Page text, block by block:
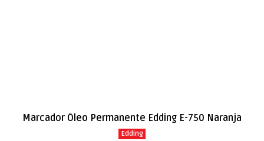
Marcador Óleo Permanente Edding E-750 Naranja
Edding